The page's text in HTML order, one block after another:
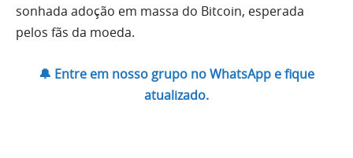
sonhada adoção em massa do Bitcoin, esperada
pelos fãs da moeda.
🔔 Entre em nosso grupo no WhatsApp e fique
atualizado.